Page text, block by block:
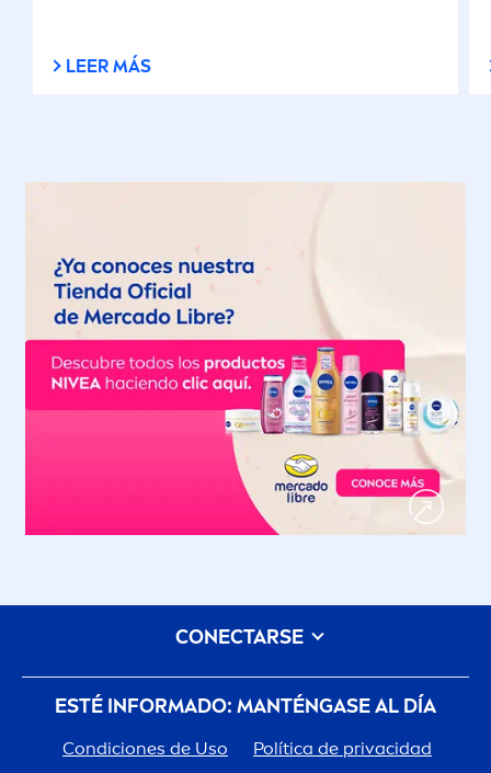
LEER MÁS
ESTÉ INFORMADO: MANTÉNGASE AL DÍA
Condiciones de Uso Política de privacidad
CONECTARSE